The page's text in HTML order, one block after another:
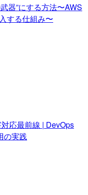
器”にする方法〜AWS
する仕組み〜
応最前線 | DevOps
の実践